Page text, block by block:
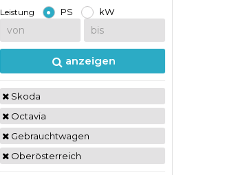
Leistung PS kW
anzeigen
Skoda
Octavia
Gebrauchtwagen
Oberösterreich